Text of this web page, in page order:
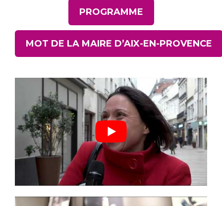
PROGRAMME
MOT DE LA MAIRE D’AIX-EN-PROVENCE